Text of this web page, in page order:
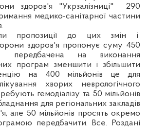
здоров'я "Укрзалізниці"
290
медико-санітарної частини
.
пропозиції до цих змін і
здоров'я пропонує суму 450
передбачена на виконання
програм зменшити і збільшити
на 400 мільйонів це для
хворих неврологічного
гемодіалізу та 50 мільйонів
для регіональних закладів
але 50 мільйонів просять окремо
передбачити. Все. Роздані